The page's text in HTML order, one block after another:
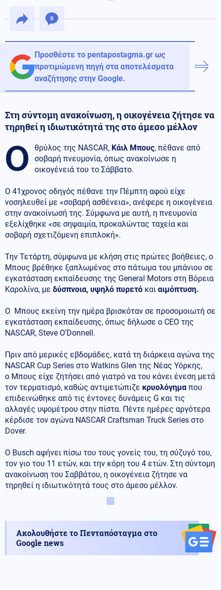
0
Προσθέστε το pentapostagma.gr ως
προτιμώμενη πηγή στα αποτελέσματα
αναζήτησης στην Google.
Στη σύντομη ανακοίνωση, η οικογένεια ζήτησε να
τηρηθεί η ιδιωτικότητά της στο άμεσο μέλλον
Ο θρύλος της NASCAR, Κάιλ Μπους, πέθανε από
σοβαρή πνευμονία, όπως ανακοίνωσε η
οικογένειά του το Σάββατο.
Ο 41χρονος οδηγός πέθανε την Πέμπτη αφού είχε
νοσηλευθεί με «σοβαρή ασθένεια», ανέφερε η οικογένεια
στην ανακοίνωσή της. Σύμφωνα με αυτή, η πνευμονία
εξελίχθηκε «σε σηψαιμία, προκαλώντας ταχεία και
σοβαρή σχετιζόμενη επιπλοκή».
Την Τετάρτη, σύμφωνα με κλήση στις πρώτες βοήθειες, ο
Μπους βρέθηκε ξαπλωμένος στο πάτωμα του μπάνιου σε
εγκατάσταση εκπαίδευσης της General Motors στη Βόρεια
Καρολίνα, με δύσπνοια, υψηλό πυρετό και αιμόπτυση.
Ο Μπους εκείνη την ημέρα βρισκόταν σε προσομοιωτή σε
εγκατάσταση εκπαίδευσης, όπως δήλωσε ο CEO της
NASCAR, Steve O’Donnell.
Πριν από μερικές εβδομάδες, κατά τη διάρκεια αγώνα της
NASCAR Cup Series στο Watkins Glen της Νέας Υόρκης,
ο Μπους είχε ζητήσει από γιατρό να του κάνει ένεση μετά
τον τερματισμό, καθώς αντιμετώπιζε κρυολόγημα που
επιδεινώθηκε από τις έντονες δυνάμεις G και τις
αλλαγές υψομέτρου στην πίστα. Πέντε ημέρες αργότερα
κέρδισε τον αγώνα NASCAR Craftsman Truck Series στο
Dover.
Ο Busch αφήνει πίσω του τους γονείς του, τη σύζυγό του,
τον γιο του 11 ετών, και την κόρη του 4 ετών. Στη σύντομη
ανακοίνωση του Σαββάτου, η οικογένεια ζήτησε να
τηρηθεί η ιδιωτικότητά τους στο άμεσο μέλλον.
Ακολουθήστε το Πενταπόσταγμα στο
Google news